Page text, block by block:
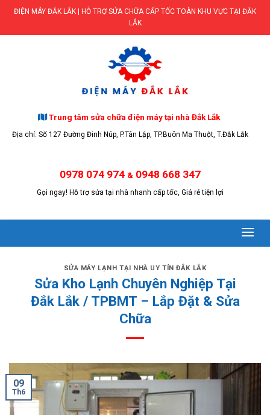
Skip
content
ĐIỆN MÁY ĐẮK LẮK | HỖ TRỢ SỬA CHỮA CẤP TỐC TOÀN KHU VỰC TẠI ĐẮK
LẮK
Trung tâm sửa chữa điện máy tại nhà Đắk Lắk
Địa chỉ: Số 127 Đường Đinh Núp, P.Tân Lập, TP.Buôn Ma Thuột, T.Đắk Lắk
0978 074 974 & 0948 668 347
Gọi ngay! Hỗ trợ sửa tại nhà nhanh cấp tốc, Giá rẻ tiện lợi
SỬA MÁY LẠNH TẠI NHÀ UY TÍN ĐẮK LẮK
Sửa Kho Lạnh Chuyên Nghiệp Tại
Đắk Lắk / TPBMT – Lắp Đặt & Sửa
Chữa
09
Th6